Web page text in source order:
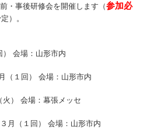
・事後研修会を開催します（参加必
）。
会場：山形市内
（１回） 会場：山形市内
） 会場：幕張メッセ
月（１回） 会場：山形市内